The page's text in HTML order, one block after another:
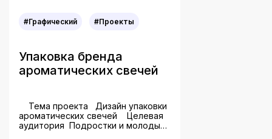
#Графический #Проекты
Упаковка бренда
ароматических свечей
Тема проекта Дизайн упаковки
ароматических свечей Целевая
аудитория Подростки и молодые